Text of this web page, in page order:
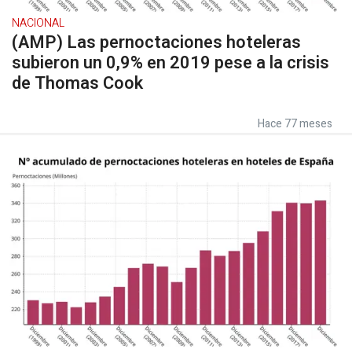
NACIONAL
(AMP) Las pernoctaciones hoteleras
subieron un 0,9% en 2019 pese a la crisis
de Thomas Cook
Hace 77 meses